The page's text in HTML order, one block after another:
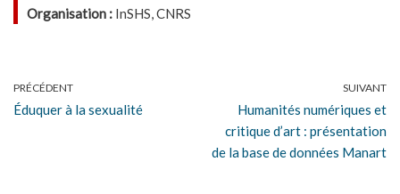
Organisation : InSHS, CNRS
PRÉCÉDENT
Éduquer à la sexualité
SUIVANT
Humanités numériques et
critique d’art : présentation
de la base de données Manart